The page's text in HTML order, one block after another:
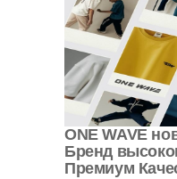
ONE WAVE
Бренд
Премиум